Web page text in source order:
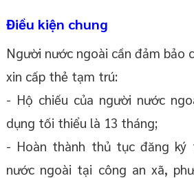
Điều kiện chung
Người nước ngoài cần đảm bảo
xin cấp thẻ tạm trú:
- Hộ chiếu của người nước
dụng tối thiểu là 13 tháng;
- Hoàn thành thủ tục đăng ký
nước ngoài tại công an xã,